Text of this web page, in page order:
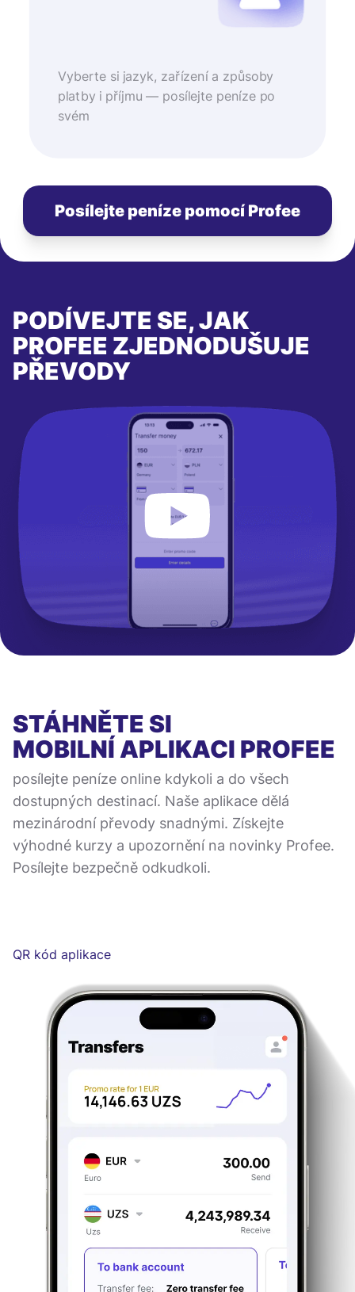
Vyberte si jazyk, zařízení a způsoby
platby i příjmu — posílejte peníze po
svém
Posílejte peníze pomocí Profee
PODÍVEJTE SE, JAK
PROFEE ZJEDNODUŠUJE
PŘEVODY
STÁHNĚTE SI
MOBILNÍ APLIKACI PROFEE
posílejte peníze online kdykoli a do všech
dostupných destinací. Naše aplikace dělá
mezinárodní převody snadnými. Získejte
výhodné kurzy a upozornění na novinky Profee.
Posílejte bezpečně odkudkoli.
QR kód aplikace